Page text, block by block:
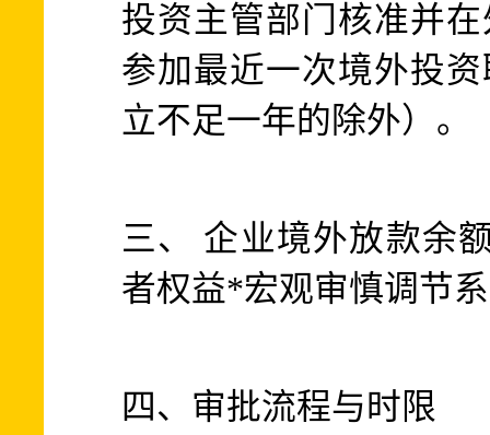
投资主管部门核准并
参加最近一次境外投
立不足一年的除外）。
三、 企业境外放款余
者权益*宏观审慎调节
四、审批流程与时限